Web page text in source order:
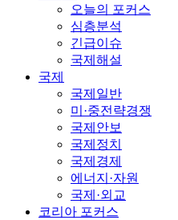
오늘의 포커스
심층분석
긴급이슈
국제해설
국제
국제일반
미·중전략경쟁
국제안보
국제정치
국제경제
에너지·자원
국제·외교
코리아 포커스